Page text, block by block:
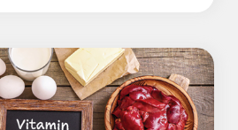
nicht nur im
liegt, sondern vor allem
mit dem, was